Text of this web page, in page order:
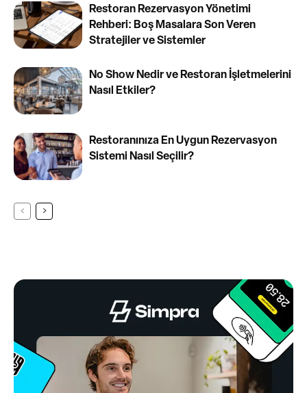
Restoran Rezervasyon Yönetimi
Rehberi: Boş Masalara Son Veren
Stratejiler ve Sistemler
No Show Nedir ve Restoran İşletmelerini
Nasıl Etkiler?
Restoranınıza En Uygun Rezervasyon
Sistemi Nasıl Seçilir?